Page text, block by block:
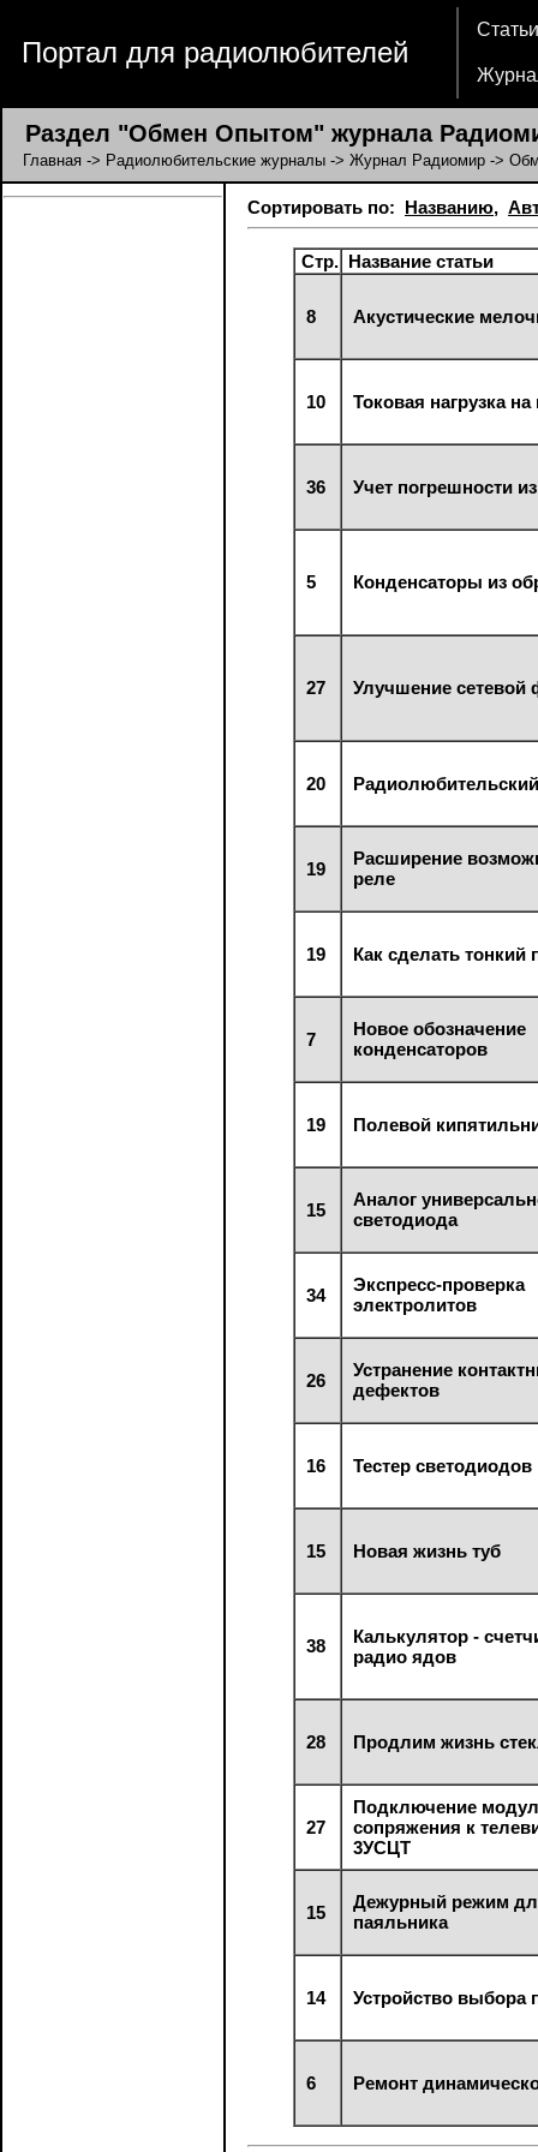
Портал для радиолюбителей
Статьи
Раздел "Обмен Опытом" журнала
Главная -> Радиолюбительские журналы -> Журнал Радиомир ->
Сортировать по: Названию,
Стр. Название статьи
8 Акустические
10 Токовая нагрузка
36 Учет погрешности
5 Конденсаторы из
27 Улучшение сетевой
20
19
Расширение
реле
19 Как сделать тонкий
7
Новое обозначение
конденсаторов
19 Полевой
15
Аналог
светодиода
34
Экспресс-проверка
электролитов
26
Устранение
дефектов
16 Тестер светодиодов
15 Новая жизнь туб
38
Калькулятор -
радио ядов
28 Продлим жизнь
27
Подключение
сопряжения к
3УСЦТ
15
Дежурный режим
паяльника
14 Устройство выбора
6 Ремонт